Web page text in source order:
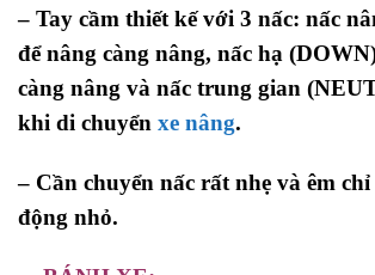
– Tay cầm thiết kế với 3 nấc: nấc
để nâng càng nâng, nấc hạ
càng nâng và nấc trung gian
khi di chuyển xe nâng.
– Cần chuyển nấc rất nhẹ và êm
động nhỏ.